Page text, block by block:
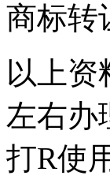
商标转
以上资
左右办
打R使